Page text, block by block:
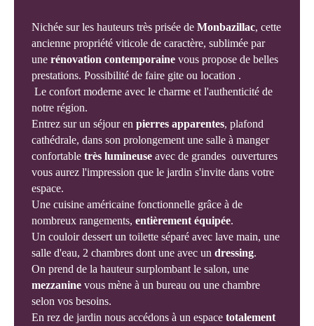
Nichée sur les hauteurs très prisée de Monbazillac, cette
ancienne propriété viticole de caractère, sublimée par
une rénovation contemporaine vous propose de belles
prestations. Possibilité de faire gite ou location .
Le confort moderne avec le charme et l'authenticité de
notre région.
Entrez sur un séjour en pierres apparentes, plafond
cathédrale, dans son prolongement une salle à manger
confortable très lumineuse avec de grandes ouvertures
vous aurez l'impression que le jardin s'invite dans votre
espace.
Une cuisine américaine fonctionnelle grâce à de
nombreux rangements, entièrement équipée.
Un couloir dessert un toilette séparé avec lave main, une
salle d'eau, 2 chambres dont une avec un dressing.
On prend de la hauteur surplombant le salon, une
mezzanine vous mène à un bureau ou une chambre
selon vos besoins.
En rez de jardin nous accédons à un espace totalement